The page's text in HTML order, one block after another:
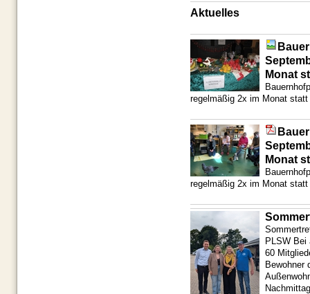
Aktuelles
Monat
regelmäßig 2x im Monat statt
Monat
regelmäßig 2x im Monat statt
PLSW Bei
60
Bewohner